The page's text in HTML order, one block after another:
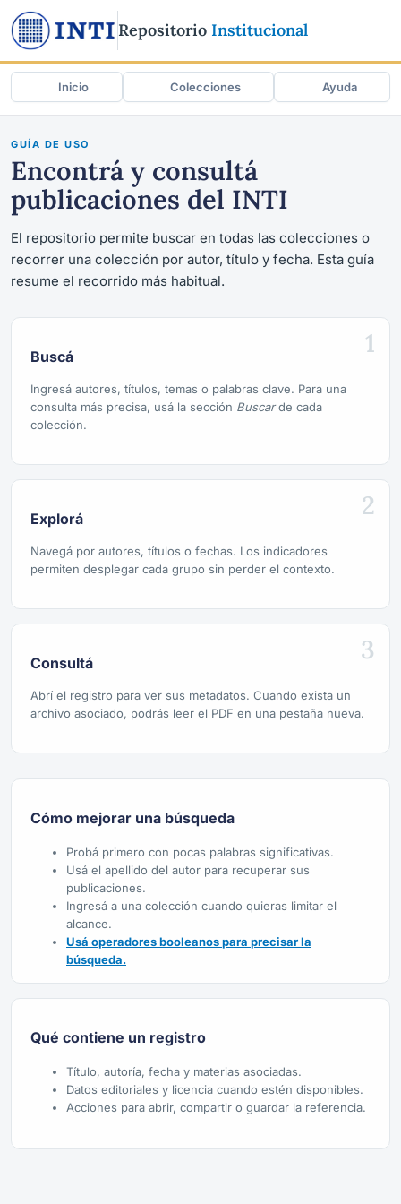
Repositorio Institucional
Inicio Colecciones Ayuda
GUÍA DE USO
Encontrá y consultá
publicaciones del INTI
El repositorio permite buscar en todas las colecciones o
recorrer una colección por autor, título y fecha. Esta guía
resume el recorrido más habitual.
1
Buscá
Ingresá autores, títulos, temas o palabras clave. Para una
consulta más precisa, usá la sección Buscarde cada
colección.
2
Explorá
Navegá por autores, títulos o fechas. Los indicadores
permiten desplegar cada grupo sin perder el contexto.
3
Consultá
Abrí el registro para ver sus metadatos. Cuando exista un
archivo asociado, podrás leer el PDF en una pestaña nueva.
Cómo mejorar una búsqueda
Probá primero con pocas palabras significativas.
Usá el apellido del autor para recuperar sus
publicaciones.
Ingresá a una colección cuando quieras limitar el
alcance.
Usá operadores booleanos para precisar la
búsqueda.
Qué contiene un registro
Título, autoría, fecha y materias asociadas.
Datos editoriales y licencia cuando estén disponibles.
Acciones para abrir, compartir o guardar la referencia.